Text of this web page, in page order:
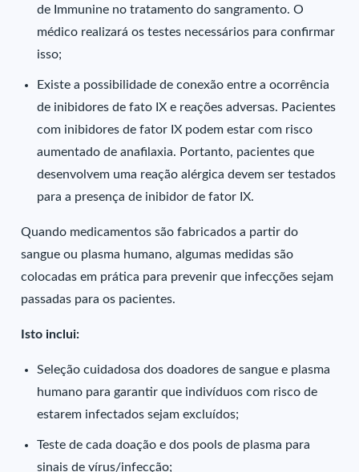
de Immunine no tratamento do sangramento. O
médico realizará os testes necessários para confirmar
isso;
Existe a possibilidade de conexão entre a ocorrência
de inibidores de fato IX e reações adversas. Pacientes
com inibidores de fator IX podem estar com risco
aumentado de anafilaxia. Portanto, pacientes que
desenvolvem uma reação alérgica devem ser testados
para a presença de inibidor de fator IX.
Quando medicamentos são fabricados a partir do
sangue ou plasma humano, algumas medidas são
colocadas em prática para prevenir que infecções sejam
passadas para os pacientes.
Isto inclui:
Seleção cuidadosa dos doadores de sangue e plasma
humano para garantir que indivíduos com risco de
estarem infectados sejam excluídos;
Teste de cada doação e dos pools de plasma para
sinais de vírus/infecção;